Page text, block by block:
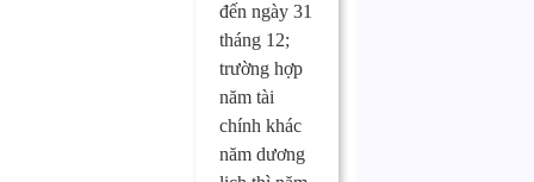
đến ngày 31
tháng 12;
trường hợp
năm tài
chính khác
năm dương